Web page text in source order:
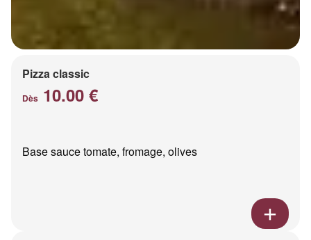
Pizza classic
Dès 10.00 €
Base sauce tomate, fromage, olives